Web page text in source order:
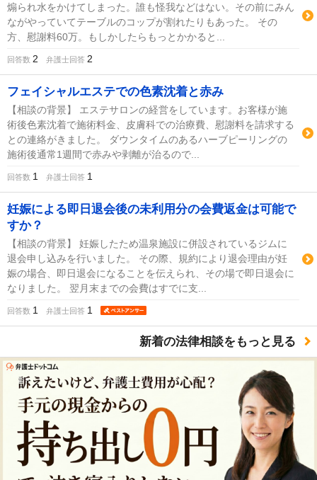
煽られ水をかけてしまった。誰も怪我などはない。その前にみん
ながやっていてテーブルのコップが割れたりもあった。 その
方、慰謝料60万。もしかしたらもっとかかると...
回答数 2 弁護士回答 2
フェイシャルエステでの色素沈着と赤み
【相談の背景】 エステサロンの経営をしています。お客様が施
術後色素沈着で施術料金、皮膚科での治療費、慰謝料を請求する
との連絡がきました。 ダウンタイムのあるハーブピーリングの
施術後通常1週間で赤みや剥離が治るので...
回答数 1 弁護士回答 1
妊娠による即日退会後の未利用分の会費返金は可能で
すか？
【相談の背景】 妊娠したため温泉施設に併設されているジムに
退会申し込みを行いました。 その際、規約により退会理由が妊
娠の場合、即日退会になることを伝えられ、その場で即日退会に
なりました。 翌月末までの会費はすでに支...
回答数 1 弁護士回答 1
新着の法律相談をもっと見る